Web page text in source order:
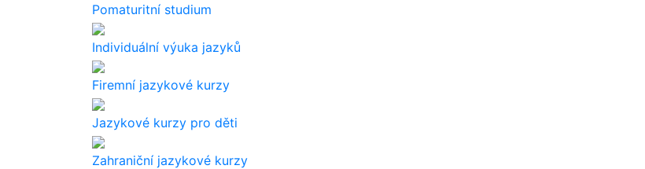
Pomaturitní studium
Individuální výuka jazyků
Firemní jazykové kurzy
Jazykové kurzy pro děti
Zahraniční jazykové kurzy